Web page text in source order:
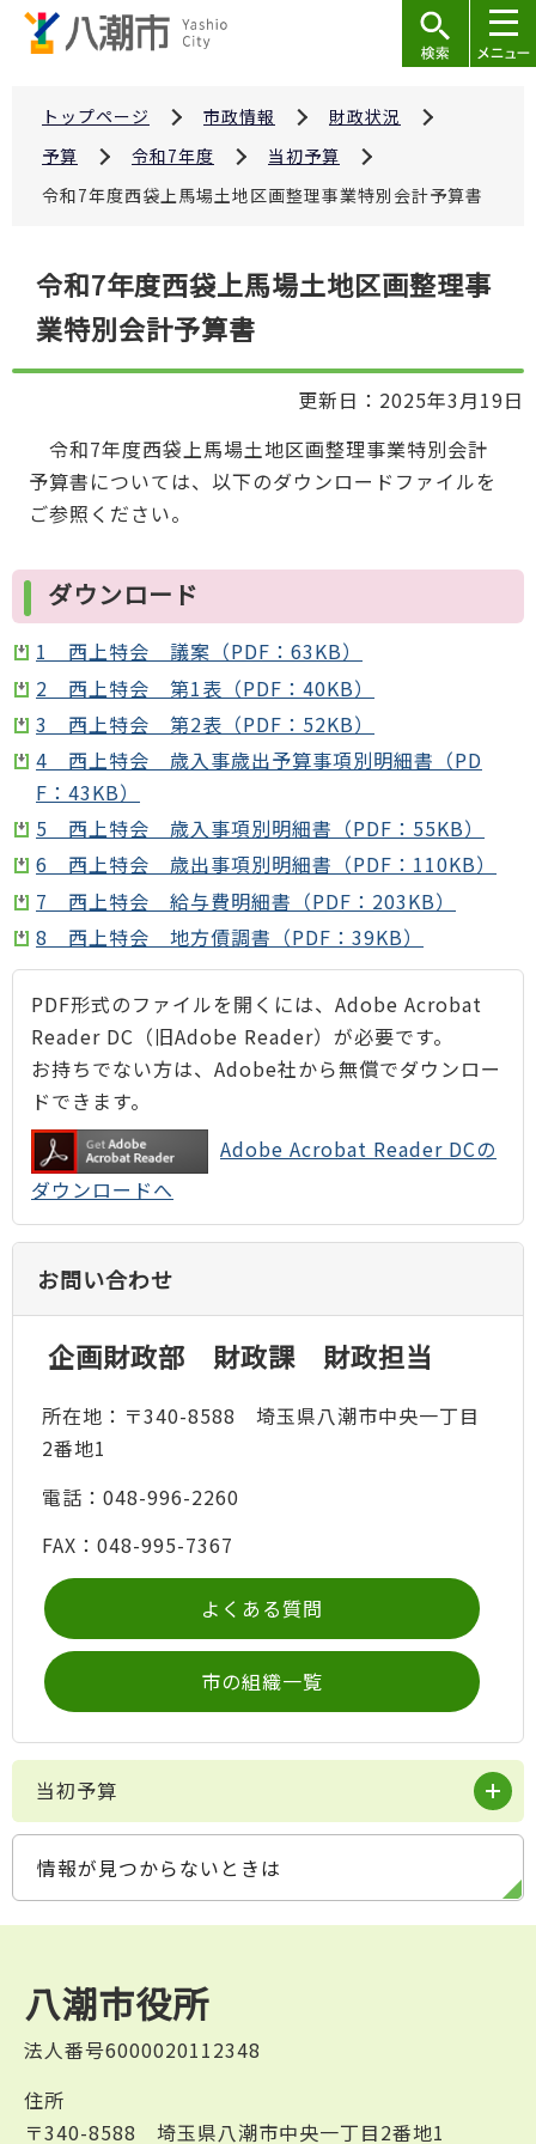
トップページ 市政情報
財政状況
予算
令和7年度
当初予算
令和7年度西袋上馬場土地区画整理事業特別会計予算書
令和7年度西袋上馬場土地区画整理事
業特別会計予算書
更新日：2025年3月19日
令和7年度西袋上馬場土地区画整理事業特別会計
予算書については、以下のダウンロードファイルを
ご参照ください。
ダウンロード
1 西上特会 議案（PDF：63KB）
2 西上特会 第1表（PDF：40KB）
3 西上特会 第2表（PDF：52KB）
4 西上特会 歳入事歳出予算事項別明細書（PD
F：43KB）
5 西上特会 歳入事項別明細書（PDF：55KB）
6 西上特会 歳出事項別明細書（PDF：110KB）
7 西上特会 給与費明細書（PDF：203KB）
8 西上特会 地方債調書（PDF：39KB）
PDF形式のファイルを開くには、Adobe Acrobat
Reader DC（旧Adobe Reader）が必要です。
お持ちでない方は、Adobe社から無償でダウンロー
ドできます。
Adobe Acrobat Reader DCの
ダウンロードへ
お問い合わせ
企画財政部 財政課 財政担当
所在地：〒340-8588 埼玉県八潮市中央一丁目
2番地1
電話：048-996-2260
FAX：048-995-7367
よくある質問
市の組織一覧
当初予算
情報が見つからないときは
八潮市役所
法人番号6000020112348
住所
〒340-8588 埼玉県八潮市中央一丁目2番地1